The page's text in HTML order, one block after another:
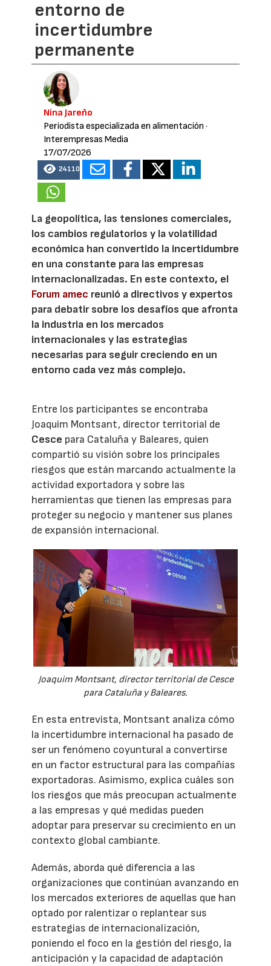
entorno de
incertidumbre
permanente
Nina Jareño
Periodista especializada en alimentación ·
Interempresas Media
17/07/2026
24110
La geopolítica, las tensiones comerciales,
los cambios regulatorios y la volatilidad
económica han convertido la incertidumbre
en una constante para las empresas
internacionalizadas. En este contexto, el
Forum amec reunió a directivos y expertos
para debatir sobre los desafíos que afronta
la industria en los mercados
internacionales y las estrategias
necesarias para seguir creciendo en un
entorno cada vez más complejo.
Entre los participantes se encontraba
Joaquim Montsant, director territorial de
Cesce para Cataluña y Baleares, quien
compartió su visión sobre los principales
riesgos que están marcando actualmente la
actividad exportadora y sobre las
herramientas que tienen las empresas para
proteger su negocio y mantener sus planes
de expansión internacional.
Joaquim Montsant, director territorial de Cesce
para Cataluña y Baleares.
En esta entrevista, Montsant analiza cómo
la incertidumbre internacional ha pasado de
ser un fenómeno coyuntural a convertirse
en un factor estructural para las compañías
exportadoras. Asimismo, explica cuáles son
los riesgos que más preocupan actualmente
a las empresas y qué medidas pueden
adoptar para preservar su crecimiento en un
contexto global cambiante.
Además, aborda qué diferencia a las
organizaciones que continúan avanzando en
los mercados exteriores de aquellas que han
optado por ralentizar o replantear sus
estrategias de internacionalización,
poniendo el foco en la gestión del riesgo, la
anticipación y la capacidad de adaptación